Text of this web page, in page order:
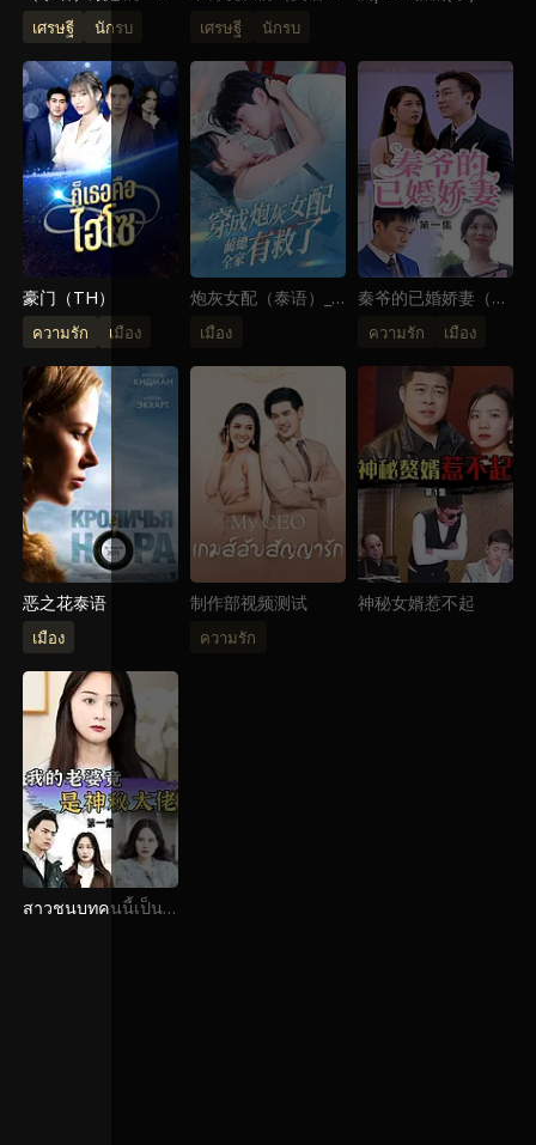
娇妻
เศรษฐี นักรบ
不再说从前（英语）
不再说从前（英语）
不再说从前（英语）
เศรษฐี นักรบ
豪门（TH）
ความรัก เมือง
炮灰女配（泰语）_
腾讯
เมือง
秦爷的已婚娇妻（泰
ความรัก เมือง
恶之花泰语
เมือง
制作部视频测试
ความรัก
神秘女婿惹不起
สาวชนบทคนนี้เป็น